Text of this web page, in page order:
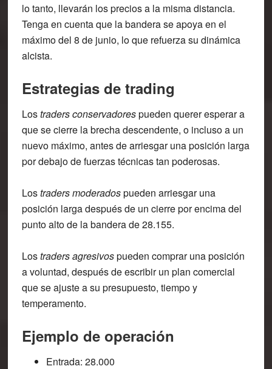
lo tanto, llevarán los precios a la misma distancia.
Tenga en cuenta que la bandera se apoya en el
máximo del 8 de junio, lo que refuerza su dinámica
alcista.
Estrategias de trading
Lostraders conservadorespueden querer esperar a
que se cierre la brecha descendente, o incluso a un
nuevo máximo, antes de arriesgar una posición larga
por debajo de fuerzas técnicas tan poderosas.
Lostraders moderadospueden arriesgar una
posición larga después de un cierre por encima del
punto alto de la bandera de 28.155.
Lostraders agresivospueden comprar una posición
a voluntad, después de escribir un plan comercial
que se ajuste a su presupuesto, tiempo y
temperamento.
Ejemplo de operación
Entrada: 28.000